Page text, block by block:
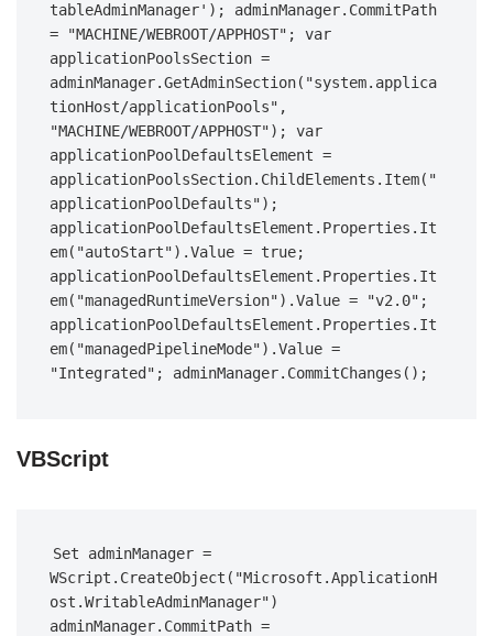
tableAdminManager'); adminManager.CommitPath
= "MACHINE/WEBROOT/APPHOST"; var
applicationPoolsSection =
adminManager.GetAdminSection("system.applica
tionHost/applicationPools",
"MACHINE/WEBROOT/APPHOST"); var
applicationPoolDefaultsElement =
applicationPoolsSection.ChildElements.Item("
applicationPoolDefaults");
applicationPoolDefaultsElement.Properties.It
em("autoStart").Value = true;
applicationPoolDefaultsElement.Properties.It
em("managedRuntimeVersion").Value = "v2.0";
applicationPoolDefaultsElement.Properties.It
em("managedPipelineMode").Value =
"Integrated"; adminManager.CommitChanges();
VBScript
Set adminManager =
WScript.CreateObject("Microsoft.ApplicationH
ost.WritableAdminManager")
adminManager.CommitPath =